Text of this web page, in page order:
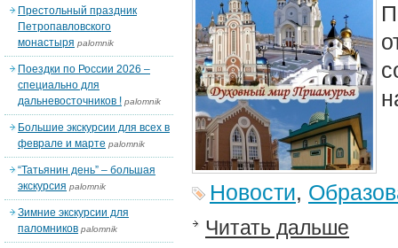
Новости,
Читать дальше
Престольный праздник
Петропавловского
монастыря palomnik
Поездки по России 2026 –
специально для
дальневосточников ! palomnik
Большие экскурсии для всех в
феврале и марте palomnik
“Татьянин день” – большая
экскурсия palomnik
Зимние экскурсии для
паломников palomnik